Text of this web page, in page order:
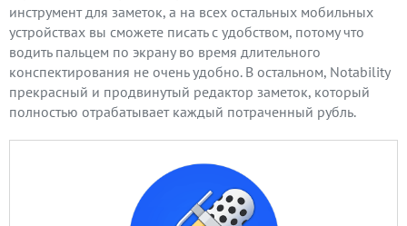
инструмент для заметок, а на всех остальных мобильных
устройствах вы сможете писать с удобством, потому что
водить пальцем по экрану во время длительного
конспектирования не очень удобно. В остальном, Notability
прекрасный и продвинутый редактор заметок, который
полностью отрабатывает каждый потраченный рубль.